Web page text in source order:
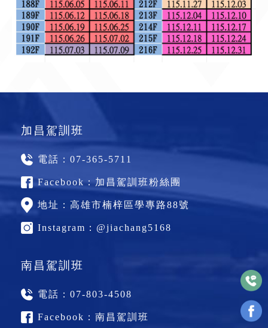
加昌駕訓班
電話： 07-365-5711
Facebook：加昌駕訓班粉絲團
地址： 高雄市楠梓區學專路88號
Instagram： @jiachang5168
南昌駕訓班
電話： 07-803-4508
Facebook： 南昌駕訓班